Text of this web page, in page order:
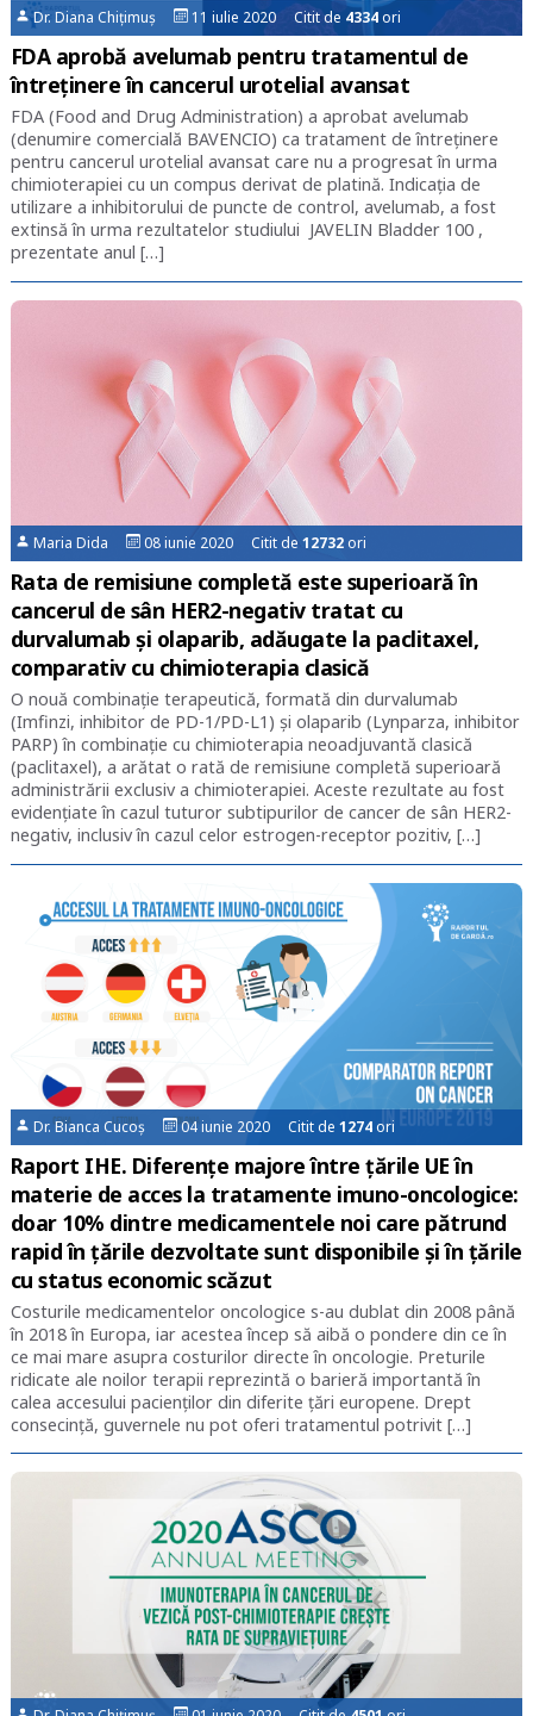
Dr. Diana Chițimuș 11 iulie 2020 Citit de 4334ori
FDA aprobă avelumab pentru tratamentul de
întreținere în cancerul urotelial avansat
FDA (Food and Drug Administration) a aprobat avelumab
(denumire comercială BAVENCIO) ca tratament de întreținere
pentru cancerul urotelial avansat care nu a progresat în urma
chimioterapiei cu un compus derivat de platină. Indicația de
utilizare a inhibitorului de puncte de control, avelumab, a fost
extinsă în urma rezultatelor studiului JAVELIN Bladder 100 ,
prezentate anul […]
Maria Dida 08 iunie 2020 Citit de12732 ori
Rata de remisiune completă este superioară în
cancerul de sân HER2-negativ tratat cu
durvalumab și olaparib, adăugate la paclitaxel,
comparativ cu chimioterapia clasică
O nouă combinație terapeutică, formată din durvalumab
(Imfinzi, inhibitor de PD-1/PD-L1) și olaparib (Lynparza, inhibitor
PARP) în combinație cu chimioterapia neoadjuvantă clasică
(paclitaxel), a arătat o rată de remisiune completă superioară
administrării exclusiv a chimioterapiei. Aceste rezultate au fost
evidențiate în cazul tuturor subtipurilor de cancer de sân HER2-
negativ, inclusiv în cazul celor estrogen-receptor pozitiv, […]
Dr. Bianca Cucoș 04 iunie 2020 Citit de1274ori
Raport IHE. Diferențe majore între țările UE în
materie de acces la tratamente imuno-oncologice:
doar 10% dintre medicamentele noi care pătrund
rapid în țările dezvoltate sunt disponibile și în țările
cu status economic scăzut
Costurile medicamentelor oncologice s-au dublat din 2008 până
în 2018 în Europa, iar acestea încep să aibă o pondere din ce în
ce mai mare asupra costurilor directe în oncologie. Preturile
ridicate ale noilor terapii reprezintă o barieră importantă în
calea accesului pacienților din diferite țări europene. Drept
consecință, guvernele nu pot oferi tratamentul potrivit […]